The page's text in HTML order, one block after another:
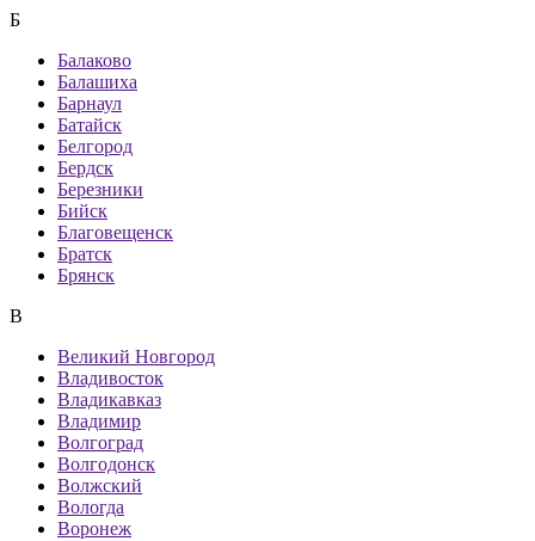
Б
Балаково
Балашиха
Барнаул
Батайск
Белгород
Бердск
Березники
Бийск
Благовещенск
Братск
Брянск
В
Великий Новгород
Владивосток
Владикавказ
Владимир
Волгоград
Волгодонск
Волжский
Вологда
Воронеж